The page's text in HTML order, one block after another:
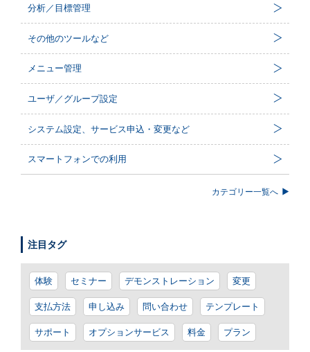
分析／目標管理
その他のツールなど
メニュー管理
ユーザ／グループ設定
システム設定、サービス申込・変更など
スマートフォンでの利用
カテゴリー一覧へ
注目タグ
体験 セミナー デモンストレーション 変更
支払方法 申し込み 問い合わせ テンプレート
サポート オプションサービス 料金 プラン